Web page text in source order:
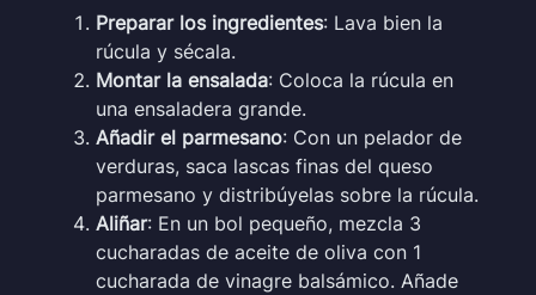
Preparar los ingredientes: Lava bien la
rúcula y sécala.
Montar la ensalada: Coloca la rúcula en
una ensaladera grande.
Añadir el parmesano: Con un pelador de
verduras, saca lascas finas del queso
parmesano y distribúyelas sobre la rúcula.
Aliñar: En un bol pequeño, mezcla 3
cucharadas de aceite de oliva con 1
cucharada de vinagre balsámico. Añade